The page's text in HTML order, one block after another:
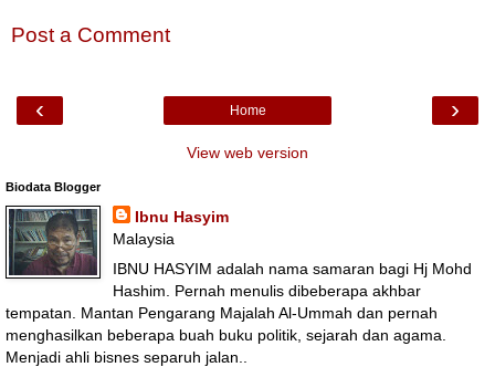
Post a Comment
‹ ›
Home
View web version
Biodata Blogger
Ibnu Hasyim
Malaysia
IBNU HASYIM adalah nama samaran bagi Hj Mohd
Hashim. Pernah menulis dibeberapa akhbar
tempatan. Mantan Pengarang Majalah Al-Ummah dan pernah
menghasilkan beberapa buah buku politik, sejarah dan agama.
Menjadi ahli bisnes separuh jalan..